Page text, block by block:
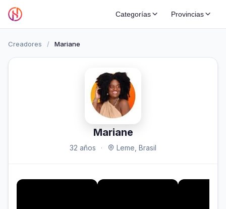
Categorías Provincias
Creadores / Mariane
Mariane
32 años · Leme, Brasil